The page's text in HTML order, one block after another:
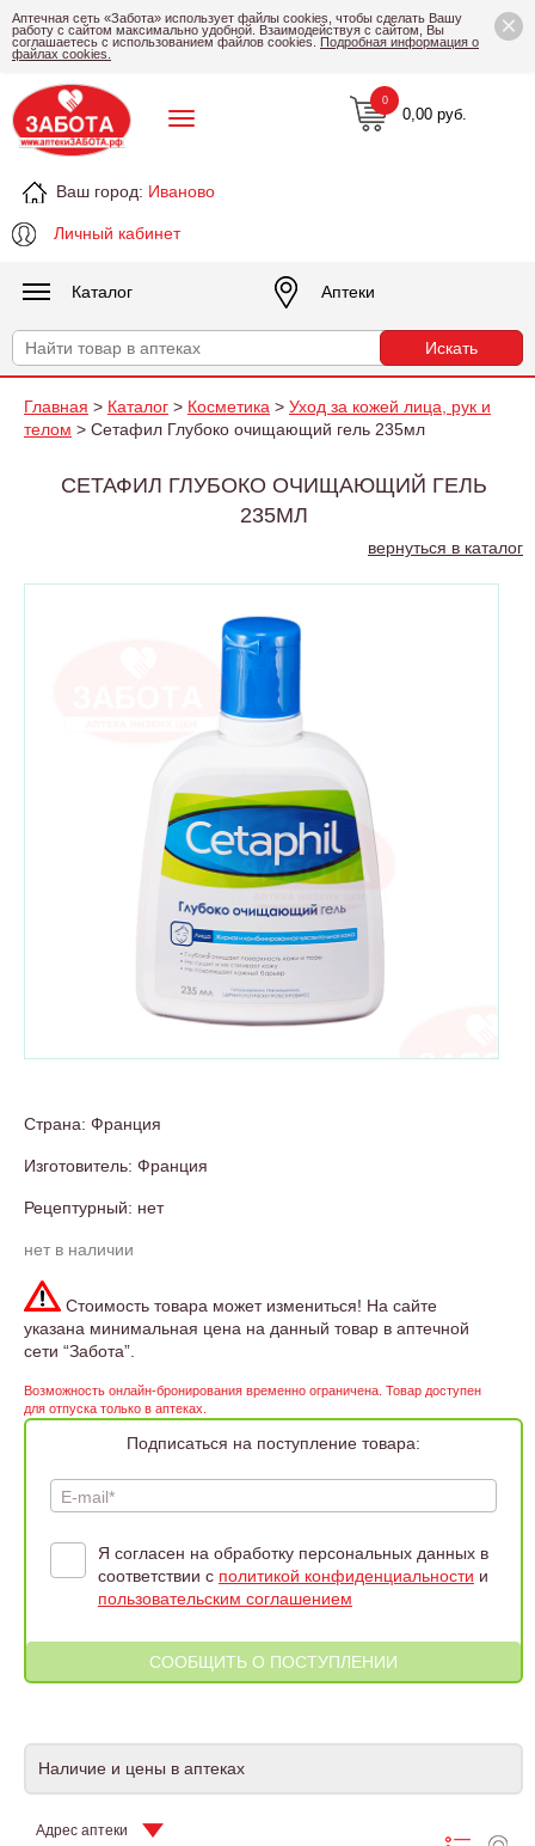
×
Аптечная сеть «Забота» использует файлы cookies, чтобы сделать Вашу
работу с сайтом максимально удобной. Взаимодействуя с сайтом, Вы
соглашаетесь с использованием файлов cookies. Подробная информация о
файлах cookies.
Ваш город: Иваново
Личный кабинет
0,00 руб.
0
Каталог Аптеки
Главная > Каталог > Косметика > Уход за кожей лица, рук и
телом > Сетафил Глубоко очищающий гель 235мл
СЕТАФИЛ ГЛУБОКО ОЧИЩАЮЩИЙ ГЕЛЬ
235МЛ
вернуться в каталог
Страна: Франция
Изготовитель: Франция
Рецептурный: нет
нет в наличии
Стоимость товара может измениться! На сайте
указана минимальная цена на данный товар в аптечной
сети “Забота”.
Возможность онлайн-бронирования временно ограничена. Товар доступен
для отпуска только в аптеках.
Подписаться на поступление товара:
E-mail*
Я согласен на обработку персональных данных в
соответствии с политикой конфиденциальности и
пользовательским соглашением
Наличие и цены в аптеках
Адрес аптеки